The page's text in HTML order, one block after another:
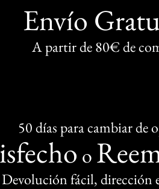
Envío
A partir de 80€ de
50 días para cambiar de
o
Devolución fácil, dirección